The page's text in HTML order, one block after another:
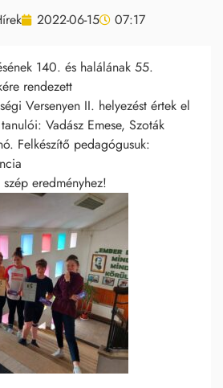
2022-06-15 07:17
140. és halálának 55.
rendezett
Versenyen II. helyezést értek el
Vadász Emese, Szoták
Felkészítő pedagógusuk:
eredményhez!